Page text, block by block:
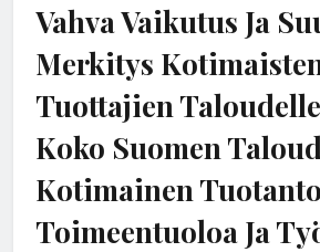
Vahva Vaikutus Ja
Merkitys
Tuottajien
Koko Suomen
Kotimainen
Toimeentuoloa Ja